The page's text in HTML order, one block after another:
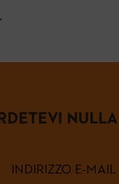
INDIRIZZO E-MAIL